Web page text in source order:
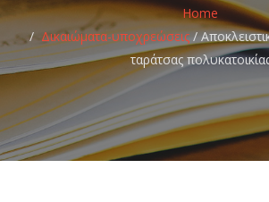
Home
Δικαιώματα-υποχρεώσεις /
ταράτσας